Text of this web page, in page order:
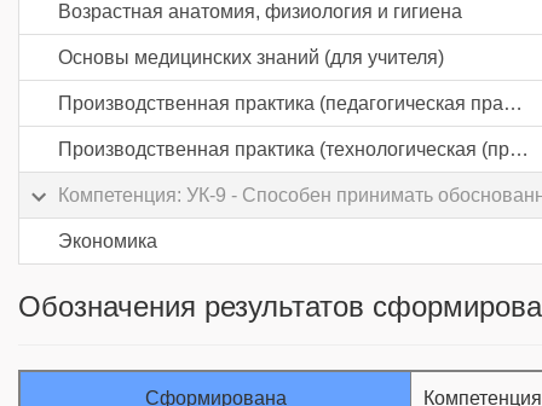
Возрастная анатомия, физиология и гигиена
Основы медицинских знаний (для учителя)
Производственная практика (педагогическая практика) часть 1
Производственная практика (технологическая (проектно-технологическая) практика)
Компетенция: УК-9 - Способен принимать
Экономика
Обозначения результатов
Сформирована